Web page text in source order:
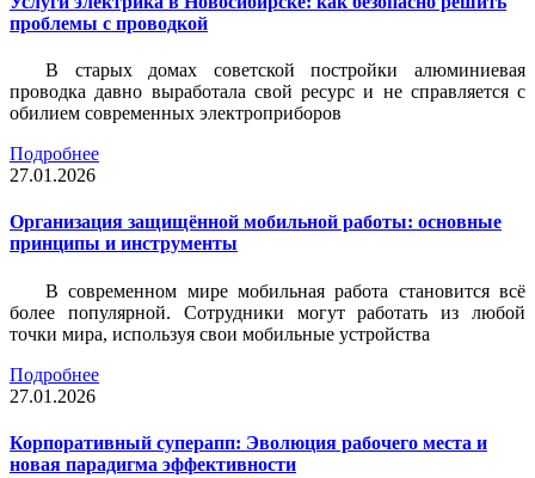
проблемы с проводкой
В старых домах советской постройки алюминиевая
проводка давно выработала свой ресурс и не справляется с
обилием современных электроприборов
Подробнее
27.01.2026
Организация защищённой мобильной работы: основные
принципы и инструменты
В современном мире мобильная работа становится всё
более популярной. Сотрудники могут работать из любой
точки мира, используя свои мобильные устройства
Подробнее
27.01.2026
Корпоративный суперапп: Эволюция рабочего места и
новая парадигма эффективности